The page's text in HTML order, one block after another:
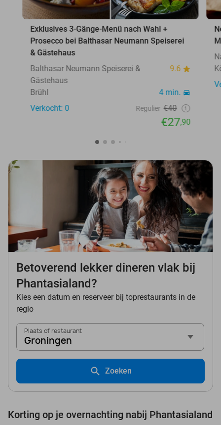
Exklusives 3-Gänge-Menü nach Wahl +
Prosecco bei Balthasar Neumann Speiserei
& Gästehaus
Balthasar Neumann Speiserei &
Gästehaus
9.6
Brühl
4 min.
Verkocht: 0
Regulier €40
€27,90
Betoverend lekker dineren vlak bij
Phantasialand?
Kies een datum en reserveer bij toprestaurants in de
regio
Plaats of restaurant
Groningen
Zoeken
Korting op je overnachting nabij Phantasialand